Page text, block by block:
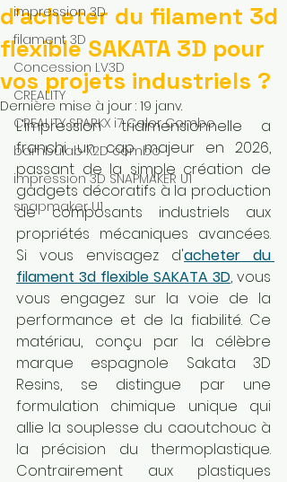
impression 3D
filament 3D
Concession LV3D
CREALITY
CREALITY SPARKX i7 Color Combo
bambulab X2D combo
impression 3D SNAPMAKER U1
snapmaker U1
d'acheter du filament 3d
flexible SAKATA 3D pour
vos projets industriels ?
Dernière mise à jour : 19 janv.
L'impression tridimensionnelle a
franchi un cap majeur en 2026,
passant de la simple création de
gadgets décoratifs à la production
de composants industriels aux
propriétés mécaniques avancées.
Si vous envisagez d'acheter du
filament 3d flexible SAKATA 3D, vous
vous engagez sur la voie de la
performance et de la fiabilité. Ce
matériau, conçu par la célèbre
marque espagnole Sakata 3D
Resins, se distingue par une
formulation chimique unique qui
allie la souplesse du caoutchouc à
la précision du thermoplastique.
Contrairement aux plastiques